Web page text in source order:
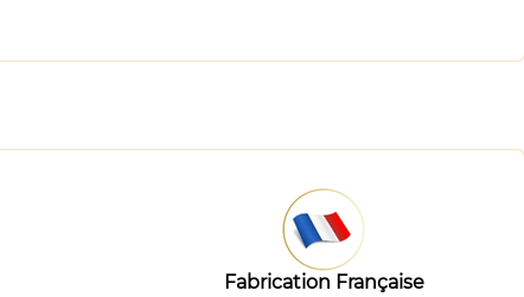
Fabrication Française